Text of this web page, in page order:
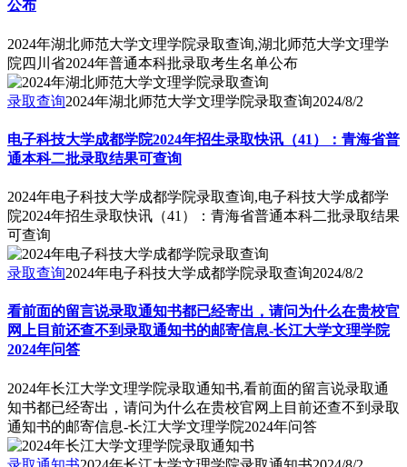
公布
2024年湖北师范大学文理学院录取查询,湖北师范大学文理学
院四川省2024年普通本科批录取考生名单公布
录取查询2024年湖北师范大学文理学院录取查询2024/8/2
电子科技大学成都学院2024年招生录取快讯（41）：青海省普
通本科二批录取结果可查询
2024年电子科技大学成都学院录取查询,电子科技大学成都学
院2024年招生录取快讯（41）：青海省普通本科二批录取结果
可查询
录取查询2024年电子科技大学成都学院录取查询2024/8/2
看前面的留言说录取通知书都已经寄出，请问为什么在贵校官
网上目前还查不到录取通知书的邮寄信息-长江大学文理学院
2024年问答
2024年长江大学文理学院录取通知书,看前面的留言说录取通
知书都已经寄出，请问为什么在贵校官网上目前还查不到录取
通知书的邮寄信息-长江大学文理学院2024年问答